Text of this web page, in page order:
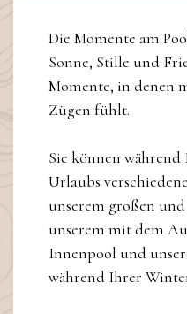
Die Momente am
Sonne, Stille und
Momente, in denen
Zügen fühlt.
Sie können
Urlaubs
unserem großen
unserem mit dem
Innenpool und
während Ihrer